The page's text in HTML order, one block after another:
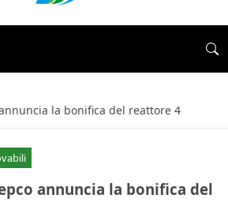
la bonifica del reattore 4
annuncia la bonifica del